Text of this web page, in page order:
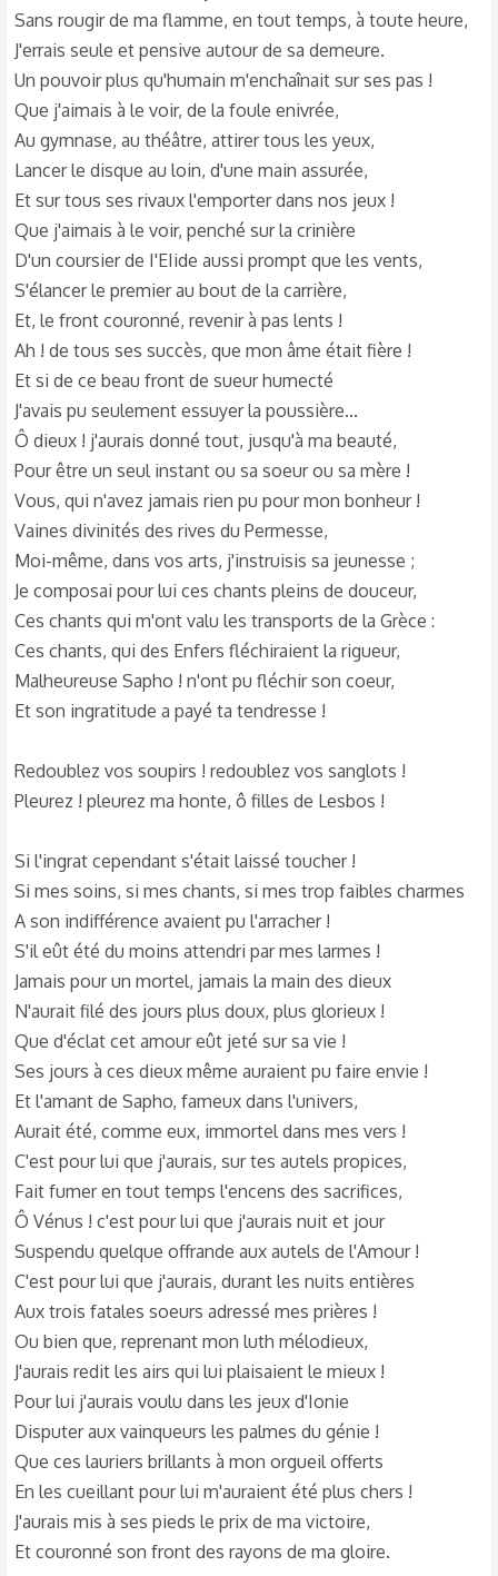
Sans rougir de ma flamme, en tout temps, à toute heure,
J'errais seule et pensive autour de sa demeure.
Un pouvoir plus qu'humain m'enchaînait sur ses pas !
Que j'aimais à le voir, de la foule enivrée,
Au gymnase, au théâtre, attirer tous les yeux,
Lancer le disque au loin, d'une main assurée,
Et sur tous ses rivaux l'emporter dans nos jeux !
Que j'aimais à le voir, penché sur la crinière
D'un coursier de I'EIide aussi prompt que les vents,
S'élancer le premier au bout de la carrière,
Et, le front couronné, revenir à pas lents !
Ah ! de tous ses succès, que mon âme était fière !
Et si de ce beau front de sueur humecté
J'avais pu seulement essuyer la poussière...
Ô dieux ! j'aurais donné tout, jusqu'à ma beauté,
Pour être un seul instant ou sa soeur ou sa mère !
Vous, qui n'avez jamais rien pu pour mon bonheur !
Vaines divinités des rives du Permesse,
Moi-même, dans vos arts, j'instruisis sa jeunesse ;
Je composai pour lui ces chants pleins de douceur,
Ces chants qui m'ont valu les transports de la Grèce :
Ces chants, qui des Enfers fléchiraient la rigueur,
Malheureuse Sapho ! n'ont pu fléchir son coeur,
Et son ingratitude a payé ta tendresse !
Redoublez vos soupirs ! redoublez vos sanglots !
Pleurez ! pleurez ma honte, ô filles de Lesbos !
Si l'ingrat cependant s'était laissé toucher !
Si mes soins, si mes chants, si mes trop faibles charmes
A son indifférence avaient pu l'arracher !
S'il eût été du moins attendri par mes larmes !
Jamais pour un mortel, jamais la main des dieux
N'aurait filé des jours plus doux, plus glorieux !
Que d'éclat cet amour eût jeté sur sa vie !
Ses jours à ces dieux même auraient pu faire envie !
Et l'amant de Sapho, fameux dans l'univers,
Aurait été, comme eux, immortel dans mes vers !
C'est pour lui que j'aurais, sur tes autels propices,
Fait fumer en tout temps l'encens des sacrifices,
Ô Vénus ! c'est pour lui que j'aurais nuit et jour
Suspendu quelque offrande aux autels de l'Amour !
C'est pour lui que j'aurais, durant les nuits entières
Aux trois fatales soeurs adressé mes prières !
Ou bien que, reprenant mon luth mélodieux,
J'aurais redit les airs qui lui plaisaient le mieux !
Pour lui j'aurais voulu dans les jeux d'Ionie
Disputer aux vainqueurs les palmes du génie !
Que ces lauriers brillants à mon orgueil offerts
En les cueillant pour lui m'auraient été plus chers !
J'aurais mis à ses pieds le prix de ma victoire,
Et couronné son front des rayons de ma gloire.